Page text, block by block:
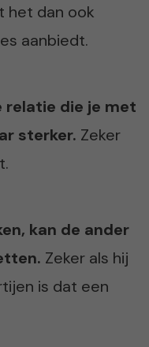
het dan ook
aanbiedt.
relatie die je met
sterker. Zeker
kan de ander
Zeker als hij
is dat een